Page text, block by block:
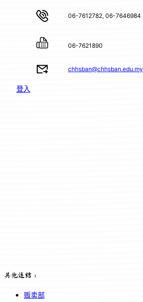
06-7612782, 06-7646984
06-7621890
chhsban@chhsban.edu.my
登入
其他连结：
贩卖部